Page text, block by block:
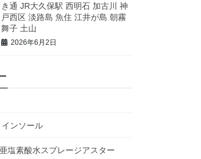
き通 JR大久保駅 西明石 加古川 神
戸西区 淡路島 魚住 江井が島 朝霧
舞子 土山
2026年6月2日
ンソール
塩素酸水スプレージアスター